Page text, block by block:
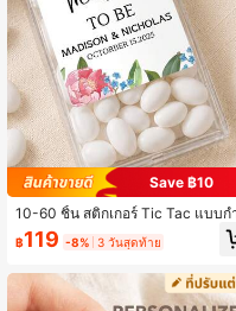
Save ฿10
10-60 ชิ้น สติกเกอร์ Tic Tac แบบก
นดเอง ป้ายดอกไม้สำหรับภาชนะ, ข
ชำร่วยงานแต่งงานลูกอมมินต์แบบก
จ้าสาวดอกไม้, ตกแต่งงานรับปริญญ
ป้ายงานแต่งงานแบบกำหนดเองสำ
฿119 -8% 3 วันสุดท้าย